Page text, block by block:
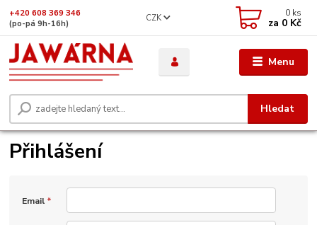
Menu
CZK
Hledat
+420 608 369 346
(po-pá 9h-16h)
0 ks
za 0 Kč
Přihlášení
Email *